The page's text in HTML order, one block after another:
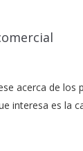
acerca de los
interesa es la